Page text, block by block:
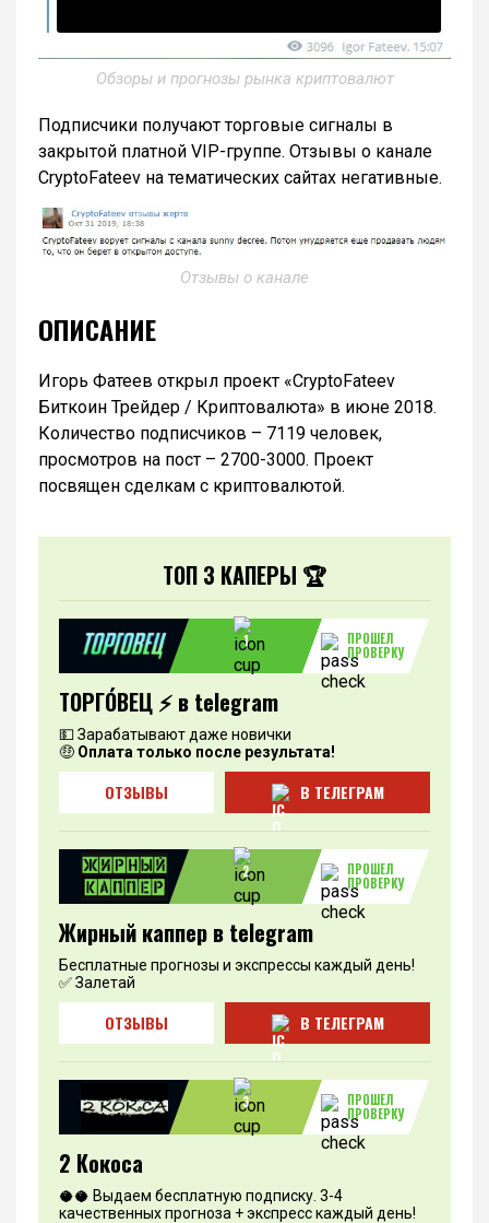
Обзоры и прогнозы рынка криптовалют
Подписчики получают торговые сигналы в
закрытой платной VIP-группе. Отзывы о канале
CryptoFateev на тематических сайтах негативные.
Отзывы о канале
ОПИСАНИЕ
Игорь Фатеев открыл проект «CryptoFateev
Биткоин Трейдер / Криптовалюта» в июне 2018.
Количество подписчиков – 7119 человек,
просмотров на пост – 2700-3000. Проект
посвящен сделкам с криптовалютой.
ТОП 3 КАПЕРЫ 🏆
1
ПРОШЕЛ
ПРОВЕРКУ
ТОРГО́ВЕЦ ⚡️ в telegram
💵 Зарабатывают даже новички
🤑 Оплата только после результата!
ОТЗЫВЫ В ТЕЛЕГРАМ
2
ПРОШЕЛ
ПРОВЕРКУ
Жирный каппер в telegram
Бесплатные прогнозы и экспрессы каждый день!
✅ Залетай
ОТЗЫВЫ В ТЕЛЕГРАМ
3
ПРОШЕЛ
ПРОВЕРКУ
2 Кокоса
🥥🥥 Выдаем бесплатную подписку. 3-4
качественных прогноза + экспресс каждый день!